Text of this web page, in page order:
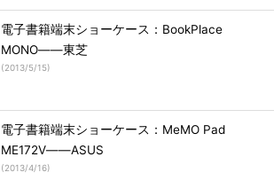
電子書籍端末ショーケース：BookPlace
MONO――東芝
(2013/5/15)
電子書籍端末ショーケース：MeMO Pad
ME172V――ASUS
(2013/4/16)